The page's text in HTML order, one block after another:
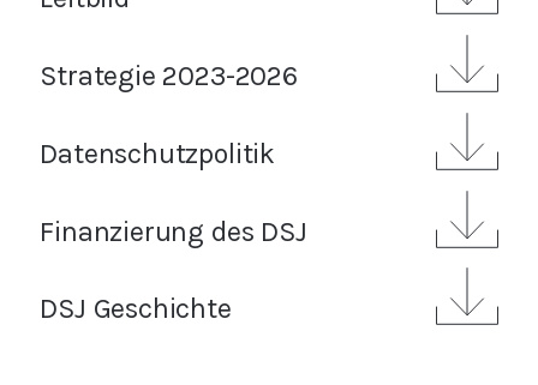
Strategie 2023-2026
Datenschutzpolitik
Finanzierung des DSJ
DSJ Geschichte